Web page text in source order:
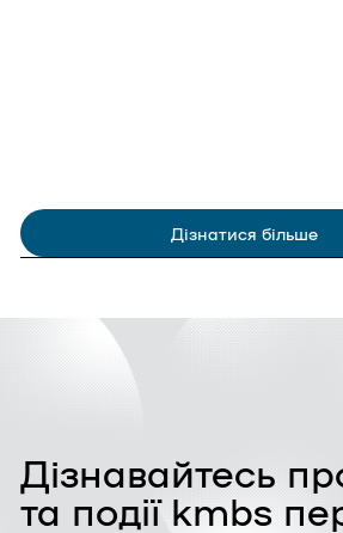
Дізнатися більше
Дізнавайтесь
та події kmbs